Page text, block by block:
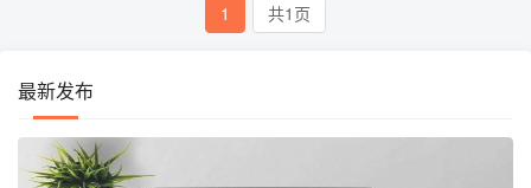
1 共1页
最新发布